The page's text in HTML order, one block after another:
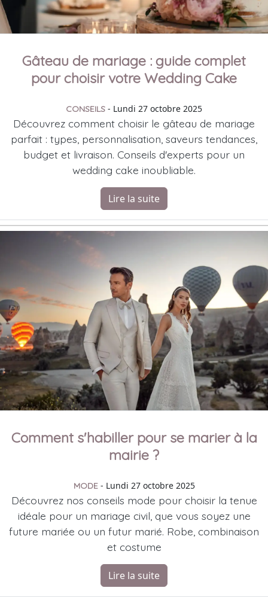
Gâteau de mariage : guide complet
pour choisir votre Wedding Cake
CONSEILS - Lundi 27 octobre 2025
Découvrez comment choisir le gâteau de mariage
parfait : types, personnalisation, saveurs tendances,
budget et livraison. Conseils d'experts pour un
wedding cake inoubliable.
Lire la suite
Comment s'habiller pour se marier à la
mairie ?
MODE- Lundi 27 octobre 2025
Découvrez nos conseils mode pour choisir la tenue
idéale pour un mariage civil, que vous soyez une
future mariée ou un futur marié. Robe, combinaison
et costume
Lire la suite